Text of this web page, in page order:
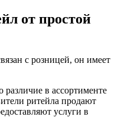
от простой
с розницей, он имеет
различие в ассортименте
ритейла продают
услуги в